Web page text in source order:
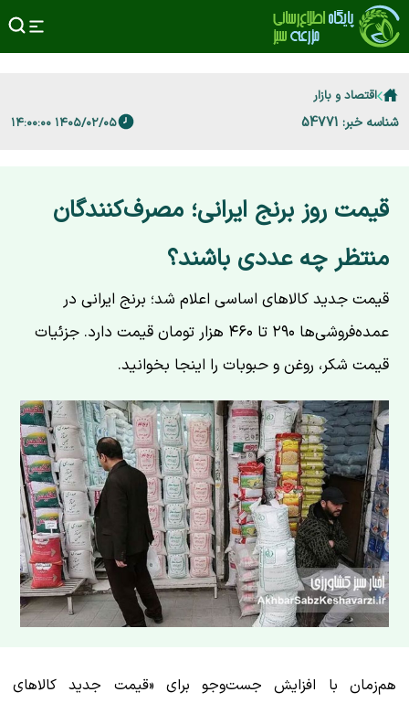
اقتصاد و بازار
شناسه خبر: 54771 ۱۴۰۵/۰۲/۰۵ ۱۴:۰۰:۰۰
قیمت روز برنج ایرانی؛ مصرف‌کنندگان
منتظر چه عددی باشند؟
قیمت جدید کالاهای اساسی اعلام شد؛ برنج ایرانی در
عمده‌فروشی‌ها ۲۹۰ تا ۴۶۰ هزار تومان قیمت دارد. جزئیات
قیمت شکر، روغن و حبوبات را اینجا بخوانید.
هم‌زمان با افزایش جست‌وجو برای «قیمت جدید کالاهای